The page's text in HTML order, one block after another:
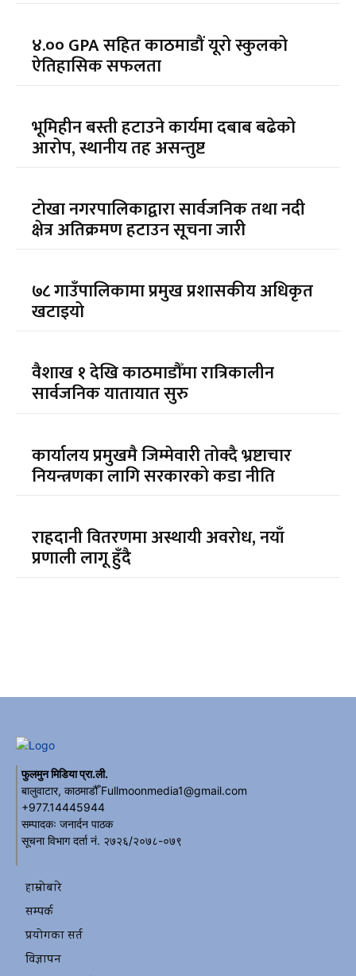
४.०० GPA सहित काठमाडौं यूरो स्कुलको
ऐतिहासिक सफलता
भूमिहीन बस्ती हटाउने कार्यमा दबाब बढेको
आरोप, स्थानीय तह असन्तुष्ट
टोखा नगरपालिकाद्वारा सार्वजनिक तथा नदी
क्षेत्र अतिक्रमण हटाउन सूचना जारी
७८ गाउँपालिकामा प्रमुख प्रशासकीय अधिकृत
खटाइयो
वैशाख १ देखि काठमाडौँमा रात्रिकालीन
सार्वजनिक यातायात सुरु
कार्यालय प्रमुखमै जिम्मेवारी तोक्दै भ्रष्टाचार
नियन्त्रणका लागि सरकारको कडा नीति
राहदानी वितरणमा अस्थायी अवरोध, नयाँ
प्रणाली लागू हुँदै
फुलमुन मिडिया प्रा.ली.
बालुवाटार, काठमाडौँ Fullmoonmedia1@gmail.com
+977.14445944
सम्पादकः जनार्दन पाठक
सूचना विभाग दर्ता नं. २७२६/२०७८-०७९
हाम्रोबारे
सम्पर्क
प्रयोगका सर्त
विज्ञापन